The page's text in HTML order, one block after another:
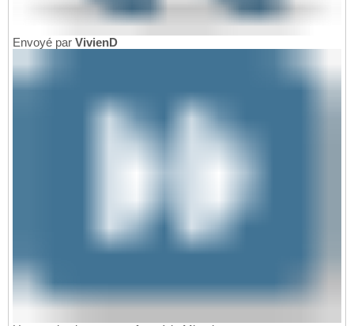
Envoyé par VivienD